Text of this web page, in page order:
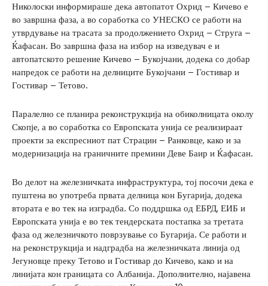
Николоски информираше дека автопатот Охрид – Кичево е
во завршна фаза, а во соработка со УНЕСКО се работи на
утврдување на трасата за продолжението Охрид – Струга –
Ќафасан. Во завршна фаза на избор на изведувач е и
автопатското решение Кичево – Букојчани, додека со добар
напредок се работи на делниците Букојчани – Гостивар и
Гостивар – Тетово.
Паралелно се планира реконструкција на обиколницата околу
Скопје, а во соработка со Европската унија се реализираат
проекти за експресниот пат Страцин – Ранковце, како и за
модернизација на граничните премини Деве Баир и Ќафасан.
Во делот на железничката инфраструктура, тој посочи дека е
пуштена во употреба првата делница кон Бугарија, додека
втората е во тек на изградба. Со поддршка од ЕБРД, ЕИБ и
Европската унија е во тек тендерската постапка за третата
фаза од железничкото поврзување со Бугарија. Се работи и
на реконструкција и надградба на железничката линија од
Јегуновце преку Тетово и Гостивар до Кичево, како и на
линијата кон границата со Албанија. Дополнително, најавена